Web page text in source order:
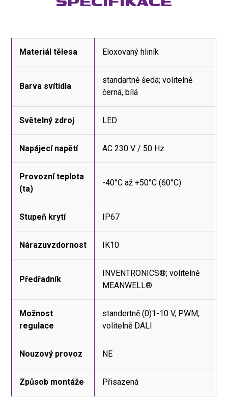
Materiál tělesa Eloxovaný hliník
Barva svítidla
standartně šedá; volitelně
černá, bílá
Světelný zdroj LED
Napájecí napětí AC 230 V / 50 Hz
Provozní teplota
(ta)
-40°C až +50°C (60°C)
Stupeň krytí IP67
Nárazuvzdornost IK10
Předřadník
INVENTRONICS®; volitelně
MEANWELL®
Možnost
regulace
standertně (0)1-10 V, PWM;
volitelně DALI
Nouzový provoz NE
Způsob montáže Přisazená